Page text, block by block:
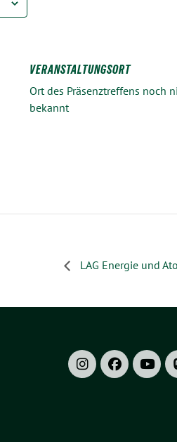
VERANSTALTUNGSORT
Ort des Präsenztreffens noch
bekannt
LAG Energie und